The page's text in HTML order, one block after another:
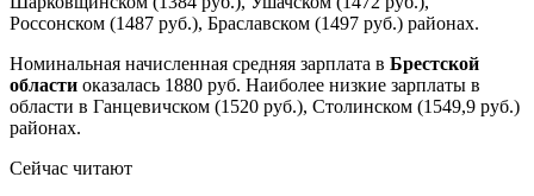
Россонском (1487 руб.), Браславском (1497 руб.) районах.
Номинальная начисленная средняя зарплата в Брестской
области оказалась 1880 руб. Наиболее низкие зарплаты в
области в Ганцевичском (1520 руб.), Столинском (1549,9 руб.)
районах.
Сейчас читают